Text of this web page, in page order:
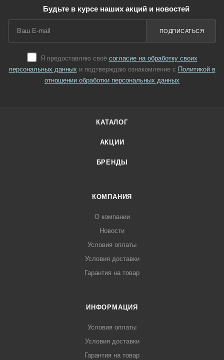
Будьте в курсе наших акций и новостей
Я предоставляю своё согласие на обработку своих
персональных данных и подтверждаю ознакомление с Политикой в
отношении обработки персональных данных
ПОДПИСАТЬСЯ
КАТАЛОГ
АКЦИИ
БРЕНДЫ
КОМПАНИЯ
О компании
Новости
Условия оплаты
Условия доставки
Гарантия на товар
ИНФОРМАЦИЯ
Условия оплаты
Условия доставки
Гарантия на товар